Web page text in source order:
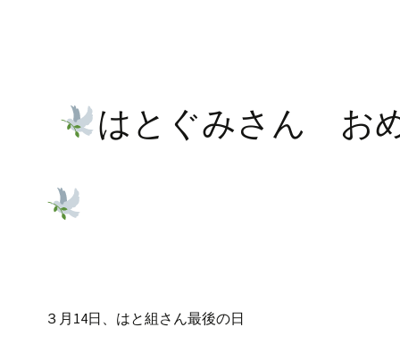
はとぐみさん お
３月14日、はと組さん最後の日